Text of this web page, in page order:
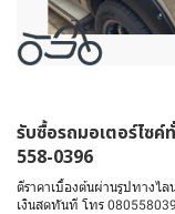
รับซื้อรถมอเตอร์ไซค์
558-0396
ตีราคาเบื้องต้นผ่านรูปทางไล
เงินสดทันที โทร